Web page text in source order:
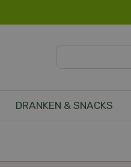
DRANKEN & SNACKS